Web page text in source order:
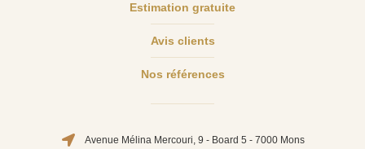
Estimation gratuite
Avis clients
Nos références
Avenue Mélina Mercouri, 9 - Board 5 - 7000 Mons